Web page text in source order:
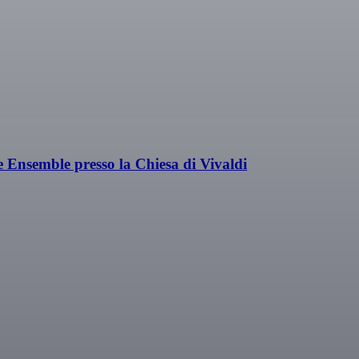
presso la Chiesa di Vivaldi